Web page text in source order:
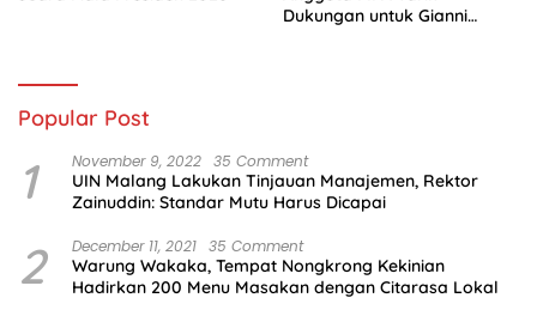
Dukungan untuk Gianni
Popular Post
1 November 9, 2022 35 Comment
UIN Malang Lakukan Tinjauan Manajemen, Rektor
Zainuddin: Standar Mutu Harus Dicapai
2 December 11, 2021 35 Comment
Warung Wakaka, Tempat Nongkrong Kekinian
Hadirkan 200 Menu Masakan dengan Citarasa Lokal